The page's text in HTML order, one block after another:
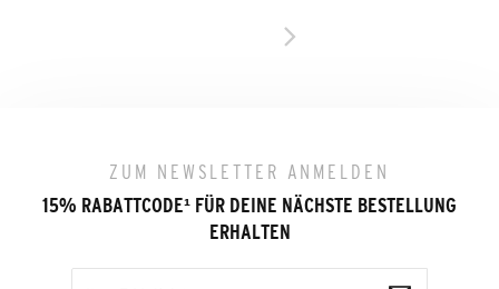
ZUM NEWSLETTER ANMELDEN
15% RABATTCODE¹ FÜR DEINE NÄCHSTE BESTELLUNG
ERHALTEN